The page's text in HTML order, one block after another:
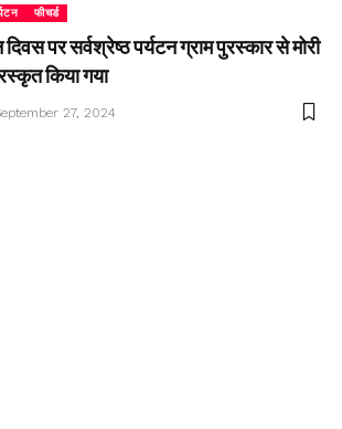
फीचर्ड
पर सर्वश्रेष्ठ पर्यटन ग्राम पुरस्कार से मोरी
किया गया
27, 2024